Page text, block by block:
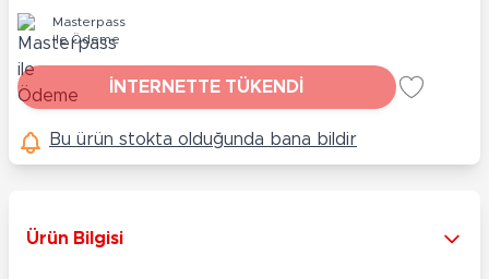
Masterpass
ile Ödeme
İNTERNETTE TÜKENDİ
Bu ürün stokta olduğunda bana bildir
Ürün Bilgisi